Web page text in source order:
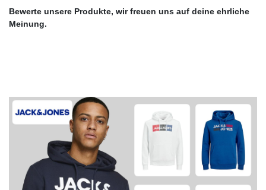
Bewerte unsere Produkte, wir freuen uns auf deine ehrliche
Meinung.